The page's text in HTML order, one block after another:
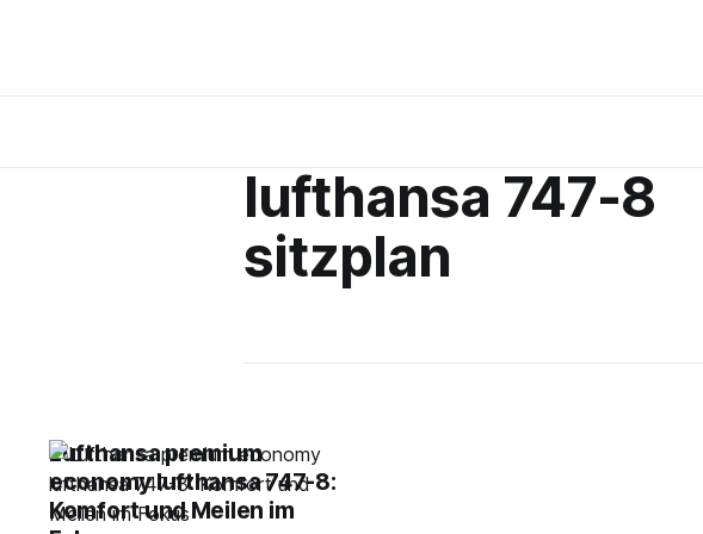
lufthansa 747-8
sitzplan
Lufthansa premium
economy lufthansa 747-8:
Komfort und Meilen im